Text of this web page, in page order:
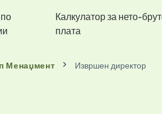
Калкулатор за нето-
плата
Менаџмент Извршен директор